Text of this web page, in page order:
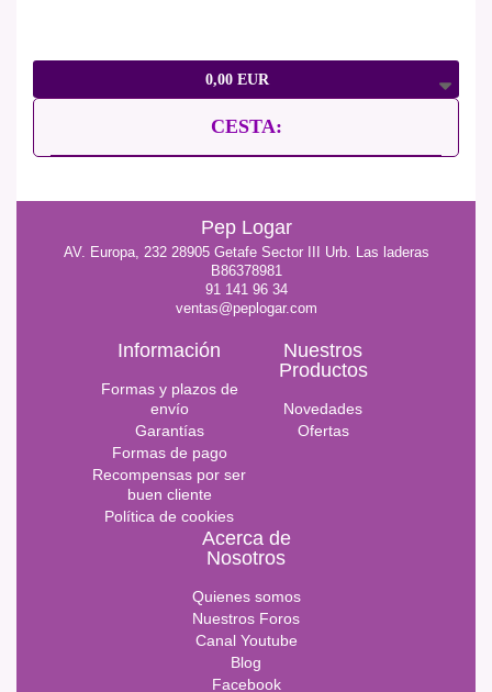
0,00 EUR
CESTA:
Pep Logar
AV. Europa, 232 28905 Getafe Sector III Urb. Las laderas
B86378981
91 141 96 34
ventas@peplogar.com
Información
Formas y plazos de
envío
Garantías
Formas de pago
Recompensas por ser
buen cliente
Política de cookies
Nuestros
Productos
Novedades
Ofertas
Acerca de
Nosotros
Quienes somos
Nuestros Foros
Canal Youtube
Blog
Facebook